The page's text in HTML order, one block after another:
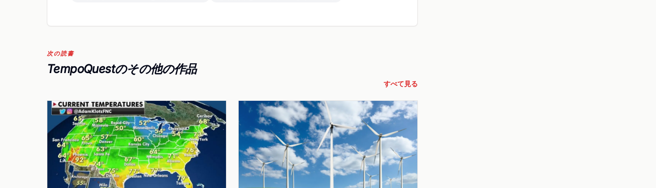
次の読書
TempoQuestのその他の作品
すべて見る